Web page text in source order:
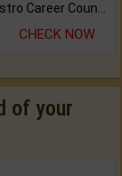
The CogniAstro Career Counselling Report is the most comprehensive report available on this topic.
CHECK NOW
of your